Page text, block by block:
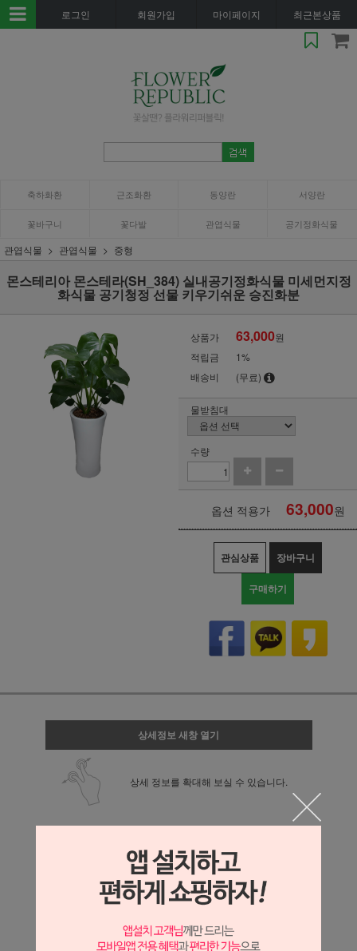
로그인 회원가입 마이페이지 최근본상품
축하화환 근조화환 동양란 서양란
꽃바구니 꽃다발 관엽식물 공기정화식물
관엽식물 관엽식물 중형
몬스테리아 몬스테라(SH_384) 실내공기정화식물 미세먼지정
화식물 공기청정 선물 키우기쉬운 승진화분
상품가 63,000원
적립금
1%
배송비
(무료)
물받침대
수량
옵션 적용가 63,000원
관심상품 장바구니
구매하기
상세정보 새창 열기
상세 정보를 확대해 보실 수 있습니다.